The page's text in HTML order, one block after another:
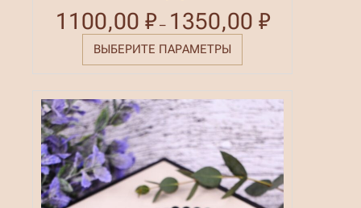
1100,00 ₽ – 1350,00 ₽Диапазон
ВЫБЕРИТЕ ПАРАМЕТРЫ